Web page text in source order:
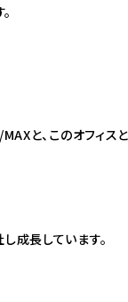
と、このオフィス
成長しています。